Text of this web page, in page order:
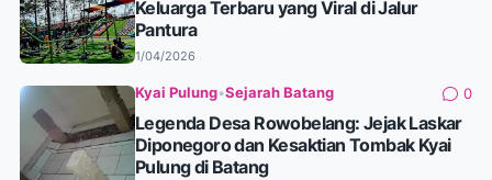
Keluarga Terbaru yang Viral di Jalur
Pantura
1/04/2026
Kyai Pulung•Sejarah Batang 0
Legenda Desa Rowobelang: Jejak Laskar
Diponegoro dan Kesaktian Tombak Kyai
Pulung di Batang